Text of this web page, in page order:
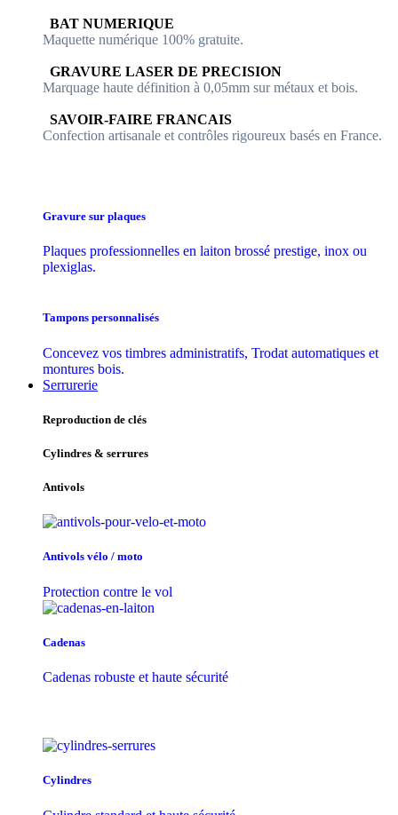
​​ BAT NUMERIQUE
Maquette numérique 100% ​gratuite.
​GRAVURE LASER DE PRECISION
Marquage haute définition à 0,05mm sur métaux et bois.
​SAVOIR-FAIRE FRANCAIS
Confection artisanale et contrôles ​rigoureux basés en France.
Gravure sur plaques
Plaques professionnelles en laiton brossé prestige, inox ou
plexiglas.
Tampons personnalisés
Concevez vos timbres administratifs, Trodat automatiques et
montures bois.
Serrurerie
Reproduction de clés
Cylindres & serrures
Antivols
Antivols vélo / moto
Protection contre le vol
Cadenas
Cadenas robuste et haute sécurité
Cylindres